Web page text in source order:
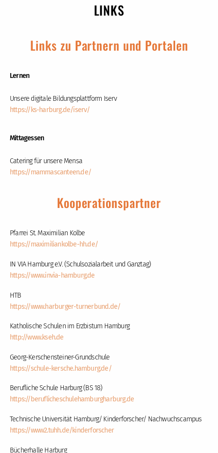
LINKS
Links zu Partnern und Portalen
Lernen
Unsere digitale Bildungsplattform Iserv
https://ks-harburg.de/iserv/
Mittagessen
Catering für unsere Mensa
https://mammascanteen.de/
Kooperationspartner
Pfarrei St. Maximilian Kolbe
https://maximiliankolbe-hh.de/
IN VIA Hamburg e.V. (Schulsozialarbeit und Ganztag)
https://www.invia-hamburg.de
HTB
https://www.harburger-turnerbund.de/
Katholische Schulen im Erzbistum Hamburg
http://www.kseh.de
Georg-Kerschensteiner-Grundschule
https://schule-kersche.hamburg.de/
Berufliche Schule Harburg (BS 18)
https://beruflicheschulehamburgharburg.de
Technische Universität Hamburg/ Kinderforscher/ Nachwuchscampus
https://www2.tuhh.de/kinderforscher
Bücherhalle Harburg